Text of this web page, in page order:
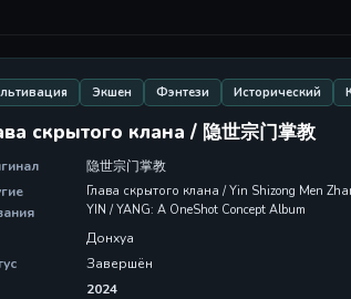
Экшен Фэнтези Исторический
скрытого клана / 隐世宗门掌教
隐世宗门掌教
Глава скрытого клана / Yin Shizong Men
YIN / YANG: A OneShot Concept Album
Донхуа
Завершён
2024